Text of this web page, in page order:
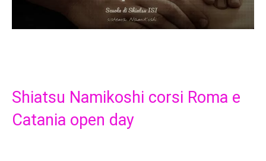
Shiatsu Namikoshi corsi Roma e
Catania open day